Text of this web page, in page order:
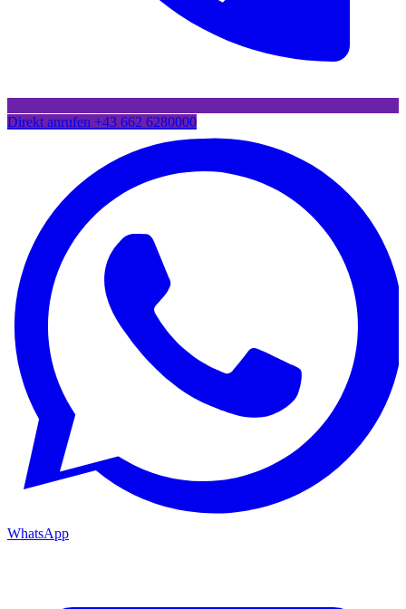
Direkt anrufen +43 662 6280000
WhatsApp